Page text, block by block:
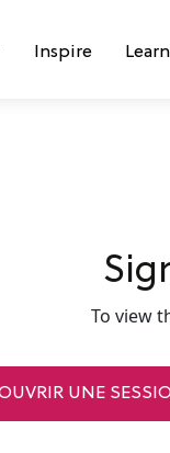
Inspire Learn
To view
UNE